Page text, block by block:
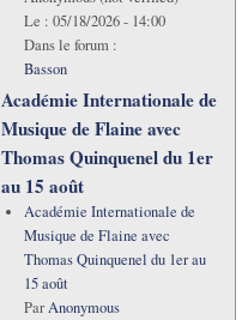
Le : 05/18/2026 - 14:00
Dans le forum :
Basson
Académie Internationale de
Musique de Flaine avec
Thomas Quinquenel du 1er
au 15 août
Académie Internationale de
Musique de Flaine avec
Thomas Quinquenel du 1er au
15 août
ParAnonymous